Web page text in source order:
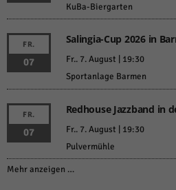
KuBa-Biergarten
FR.
07
Salingia-Cup 2026 in
Fr.. 7. August | 19:30
Sportanlage Barmen
FR.
07
Redhouse Jazzband in
Fr.. 7. August | 19:30
Pulvermühle
Mehr anzeigen …